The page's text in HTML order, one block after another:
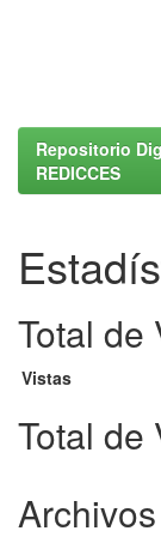
Repositorio
REDICCES
Total de
Vistas
Total de